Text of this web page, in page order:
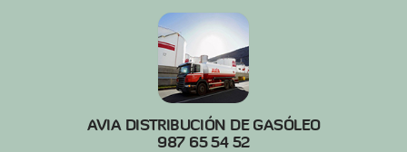
AVIA DISTRIBUCIÓN DE GASÓLEO
987 65 54 52